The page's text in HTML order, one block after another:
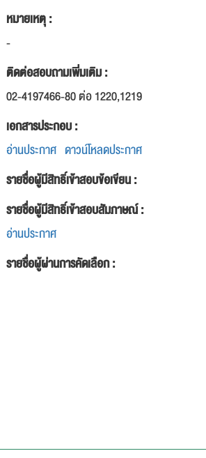
หมายเหตุ :
-
ติดต่อสอบถามเพิ่มเติม :
02-4197466-80 ต่อ 1220,1219
เอกสารประกอบ :
อ่านประกาศ ดาวน์โหลดประกาศ
รายชื่อผู้มีสิทธิ์เข้าสอบข้อเขียน :
รายชื่อผู้มีสิทธิ์เข้าสอบสัมภาษณ์ :
อ่านประกาศ
รายชื่อผู้ผ่านการคัดเลือก :